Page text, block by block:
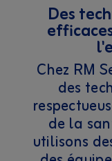
Des
Chez RM
des
de la
utilisons